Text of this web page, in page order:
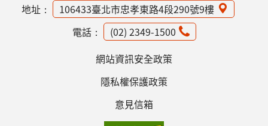
地址：
106433臺北市忠孝東路4段290號9樓
電話：
(02) 2349-1500
網站資訊安全政策
隱私權保護政策
意見信箱